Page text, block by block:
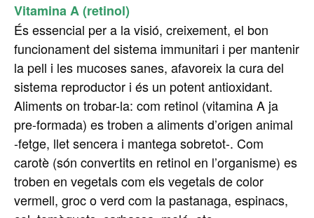
Vitamina A (retinol)
És essencial per a la visió, creixement, el bon
funcionament del sistema immunitari i per mantenir
la pell i les mucoses sanes, afavoreix la cura del
sistema reproductor i és un potent antioxidant.
Aliments on trobar-la: com retinol (vitamina A ja
pre-formada) es troben a aliments d’origen animal
-fetge, llet sencera i mantega sobretot-. Com
carotè (són convertits en retinol en l’organisme) es
troben en vegetals com els vegetals de color
vermell, groc o verd com la pastanaga, espinacs,